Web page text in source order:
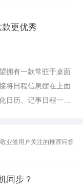
更优秀
拥有一款常驻于桌面
将日程信息摆在上面
日历、记事日程一体
敬业签用户关注的推荐问答
同步？